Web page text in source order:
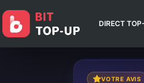
DIRECT
VOTRE AVIS